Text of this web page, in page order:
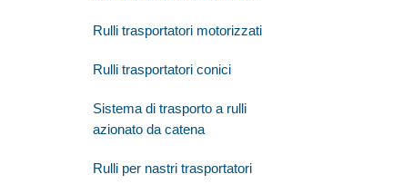
Rulli trasportatori motorizzati
Rulli trasportatori conici
Sistema di trasporto a rulli
azionato da catena
Rulli per nastri trasportatori